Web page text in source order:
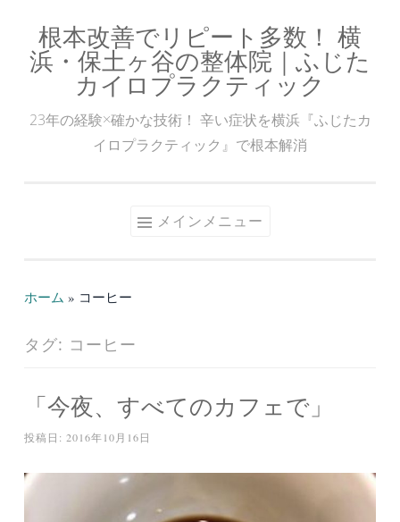
ン
根本改善でリピート多数！ 横
浜・保土ヶ谷の整体院｜ふじた
カイロプラクティック
23年の経験×確かな技術！ 辛い症状を横浜『ふじたカ
イロプラクティック』で根本解消
メインメニュー
ホーム » コーヒー
タグ: コーヒー
「今夜、すべてのカフェで」
投稿日: 2016年10月16日